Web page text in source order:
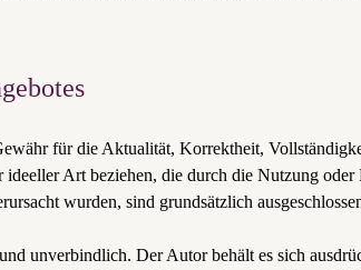
für die Aktualität, Korrektheit,
ideeller Art beziehen, die durch die Nutzung
wurden, sind grundsätzlich
unverbindlich. Der Autor behält es sich